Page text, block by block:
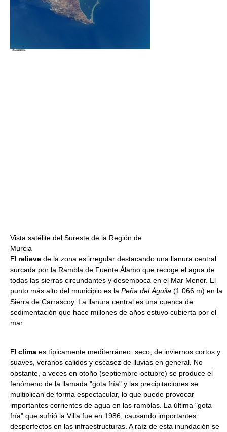
Vista satélite del Sureste de la Región de
Murcia
El relieve de la zona es irregular destacando una llanura central
surcada por la Rambla de Fuente Álamo que recoge el agua de
todas las sierras circundantes y desemboca en el Mar Menor. El
punto más alto del municipio es la Peña del Águila (1.066 m) en la
Sierra de Carrascoy. La llanura central es una cuenca de
sedimentación que hace millones de años estuvo cubierta por el
mar.
El clima es típicamente mediterráneo: seco, de inviernos cortos y
suaves, veranos calidos y escasez de lluvias en general. No
obstante, a veces en otoño (septiembre-octubre) se produce el
fenómeno de la llamada "gota fría" y las precipitaciones se
multiplican de forma espectacular, lo que puede provocar
importantes corrientes de agua en las ramblas. La última "gota
fría" que sufrió la Villa fue en 1986, causando importantes
desperfectos en las infraestructuras. A raíz de esta inundación se